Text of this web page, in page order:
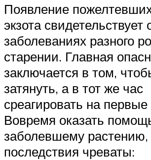
Появление
экзота свидетельствует
заболеваниях разного
старении. Главная
заключается в том,
затянуть, а в тот же час
среагировать на
Вовремя оказать
заболевшему растению,
последствия чреваты: